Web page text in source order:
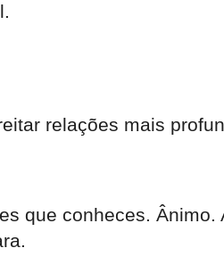
relações mais
que conheces. Ânimo.